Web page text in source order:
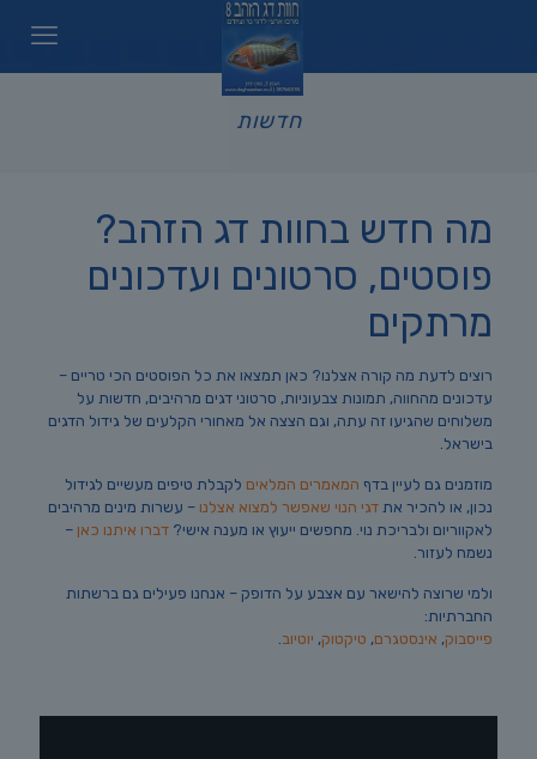
חדשות
מה חדש בחוות דג הזהב?
פוסטים, סרטונים ועדכונים
מרתקים
רוצים לדעת מה קורה אצלנו? כאן תמצאו את כל הפוסטים הכי טריים –
עדכונים מהחווה, תמונות צבעוניות, סרטוני דגים מרהיבים, חדשות על
משלוחים שהגיעו זה עתה, וגם הצצה אל מאחורי הקלעים של גידול הדגים
בישראל.
מוזמנים גם לעיין בדף המאמרים המלאים לקבלת טיפים מעשיים לגידול
נכון, או להכיר את דגי הנוי שאפשר למצוא אצלנו – עשרות מינים מרהיבים
לאקווריום ולבריכת נוי. מחפשים ייעוץ או מענה אישי? דברו איתנו כאן –
נשמח לעזור.
ולמי שרוצה להישאר עם אצבע על הדופק – אנחנו פעילים גם ברשתות
החברתיות:
פייסבוק, אינסטגרם, טיקטוק, יוטיוב.